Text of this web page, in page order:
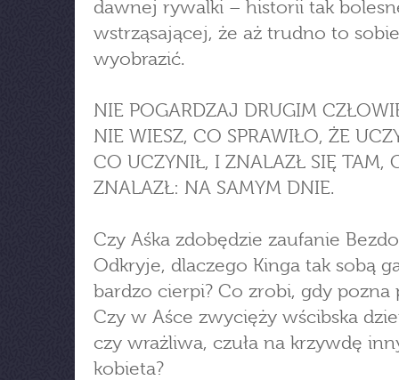
dawnej rywalki – historii tak
wstrząsającej, że aż trudno to sobie
wyobrazić.
NIE POGARDZAJ DRUGIM
NIE WIESZ, CO SPRAWIŁO, ŻE
CO UCZYNIŁ, I ZNALAZŁ SIĘ TAM,
ZNALAZŁ: NA SAMYM DNIE.
Czy Aśka zdobędzie zaufanie
Odkryje, dlaczego Kinga tak sobą
bardzo cierpi? Co zrobi, gdy pozna
Czy w Aśce zwycięży wścibska
czy wrażliwa, czuła na krzywdę
kobieta?